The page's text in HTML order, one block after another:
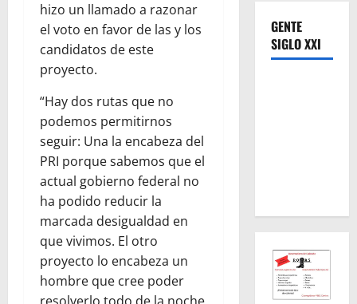
hizo un llamado a razonar
el voto en favor de las y los
candidatos de este
proyecto.
“Hay dos rutas que no
podemos permitirnos
seguir: Una la encabeza del
PRI porque sabemos que el
actual gobierno federal no
ha podido reducir la
marcada desigualdad en
que vivimos. El otro
proyecto lo encabeza un
hombre que cree poder
GENTE
SIGLO XXI